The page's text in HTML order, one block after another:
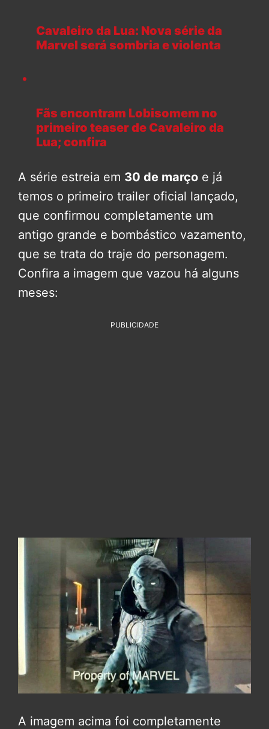
Cavaleiro da Lua: Nova série da
Marvel será sombria e violenta
Fãs encontram Lobisomem no
primeiro teaser de Cavaleiro da
Lua; confira
A série estreia em 30 de março e já
temos o primeiro trailer oficial lançado,
que confirmou completamente um
antigo grande e bombástico vazamento,
que se trata do traje do personagem.
Confira a imagem que vazou há alguns
meses:
PUBLICIDADE
A imagem acima foi completamente